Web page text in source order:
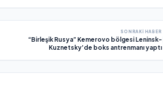
SONRAKI HABER
“Birleşik Rusya” Kemerovo bölgesi Leninsk-
Kuznetsky’de boks antrenmanı yaptı